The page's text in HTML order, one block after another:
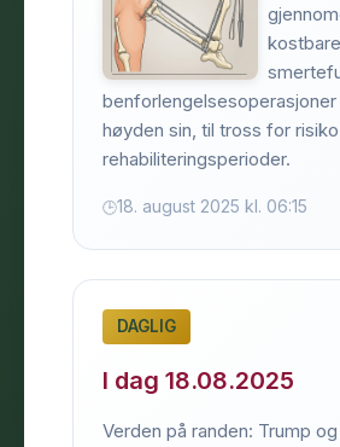
høyden sin, til tross for
rehabiliteringsperioder.
18. august 2025 kl. 06:15
DAGLIG
I dag 18.08.2025
Verden på randen: Trump